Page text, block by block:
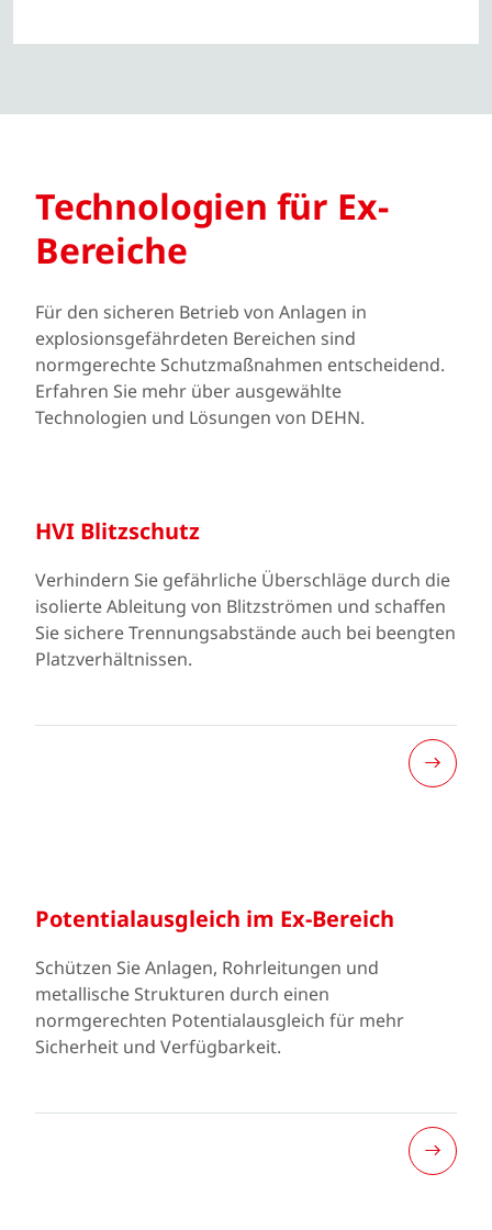
Technologien für Ex-
Bereiche
Für den sicheren Betrieb von Anlagen in
explosionsgefährdeten Bereichen sind
normgerechte Schutzmaßnahmen entscheidend.
Erfahren Sie mehr über ausgewählte
Technologien und Lösungen von DEHN.
HVI Blitzschutz
Verhindern Sie gefährliche Überschläge durch die
isolierte Ableitung von Blitzströmen und schaffen
Sie sichere Trennungsabstände auch bei beengten
Platzverhältnissen.
Potentialausgleich im Ex-Bereich
Schützen Sie Anlagen, Rohrleitungen und
metallische Strukturen durch einen
normgerechten Potentialausgleich für mehr
Sicherheit und Verfügbarkeit.